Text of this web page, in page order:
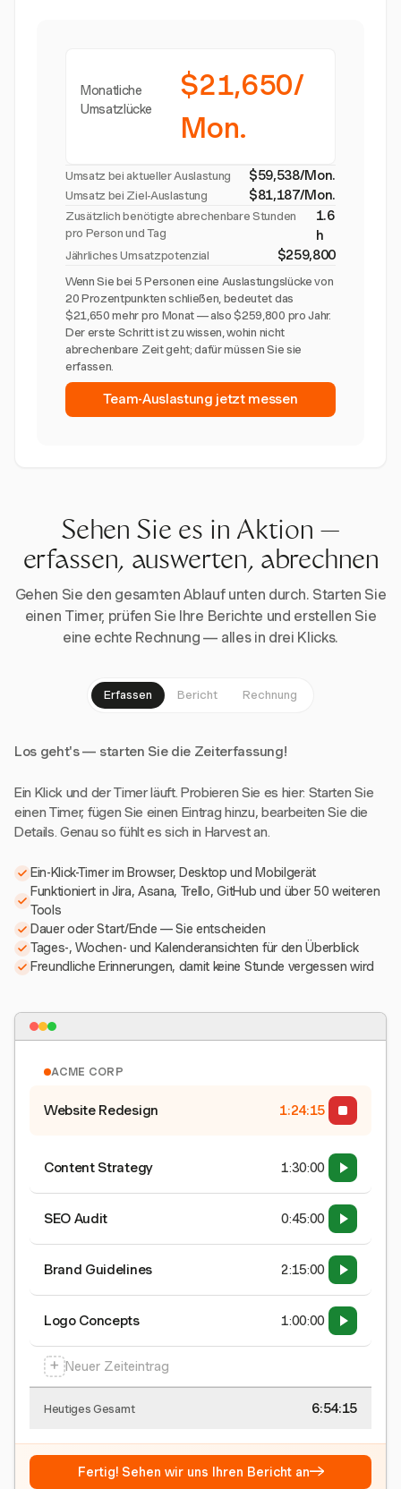
Monatliche
Umsatzlücke
$21,650/
Mon.
Umsatz bei aktueller Auslastung $59,538/Mon.
Umsatz bei Ziel-Auslastung $81,187/Mon.
Zusätzlich benötigte abrechenbare Stunden
pro Person und Tag
1.6
h
Jährliches Umsatzpotenzial $259,800
Wenn Sie bei 5 Personen eine Auslastungslücke von
20 Prozentpunkten schließen, bedeutet das
$21,650 mehr pro Monat — also $259,800 pro Jahr.
Der erste Schritt ist zu wissen, wohin nicht
abrechenbare Zeit geht; dafür müssen Sie sie
erfassen.
Team-Auslastung jetzt messen
Sehen Sie es in Aktion —
erfassen, auswerten, abrechnen
Gehen Sie den gesamten Ablauf unten durch. Starten Sie
einen Timer, prüfen Sie Ihre Berichte und erstellen Sie
eine echte Rechnung — alles in drei Klicks.
Erfassen Bericht Rechnung
Los geht's — starten Sie die Zeiterfassung!
Ein Klick und der Timer läuft. Probieren Sie es hier: Starten Sie
einen Timer, fügen Sie einen Eintrag hinzu, bearbeiten Sie die
Details. Genau so fühlt es sich in Harvest an.
Ein-Klick-Timer im Browser, Desktop und Mobilgerät
Funktioniert in Jira, Asana, Trello, GitHub und über 50 weiteren
Tools
Dauer oder Start/Ende — Sie entscheiden
Tages-, Wochen- und Kalenderansichten für den Überblick
Freundliche Erinnerungen, damit keine Stunde vergessen wird
ACME CORP
Website Redesign 1:24:15
Content Strategy 1:30:00
SEO Audit 0:45:00
Brand Guidelines 2:15:00
Logo Concepts 1:00:00
+ Neuer Zeiteintrag
Heutiges Gesamt 6:54:15
Fertig! Sehen wir uns Ihren Bericht an→